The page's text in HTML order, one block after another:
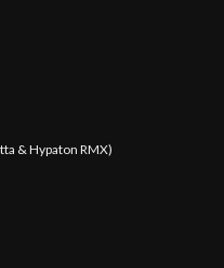
& Hypaton RMX)